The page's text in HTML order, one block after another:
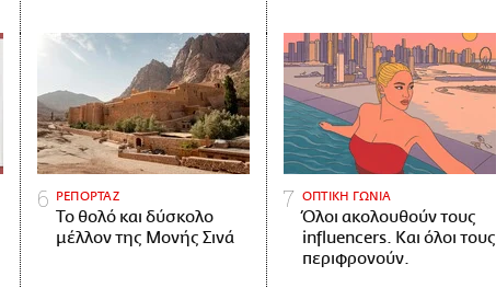
ΡΕΠΟΡΤΑΖ
Το θολό και δύσκολο
μέλλον της Μονής Σινά
ΟΠΤΙΚΗ ΓΩΝΙΑ
Όλοι ακολουθούν τους
influencers. Και όλοι τους
περιφρονούν.